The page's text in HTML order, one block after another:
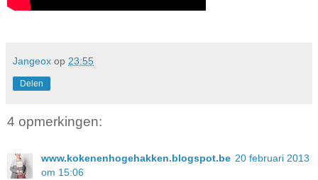
Jangeox op 23:55
Delen
4 opmerkingen:
www.kokenenhogehakken.blogspot.be 20 februari 2013
om 15:06